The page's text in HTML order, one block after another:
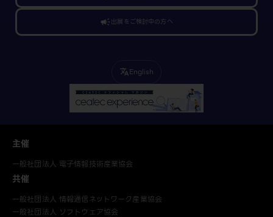
campaign出展をご検討中の方へ
translateEnglish
主催
一般社団法人 電子情報技術産業協会
共催
一般社団法人 情報通信ネットワーク産業協会
一般社団法人 ソフトウェア協会